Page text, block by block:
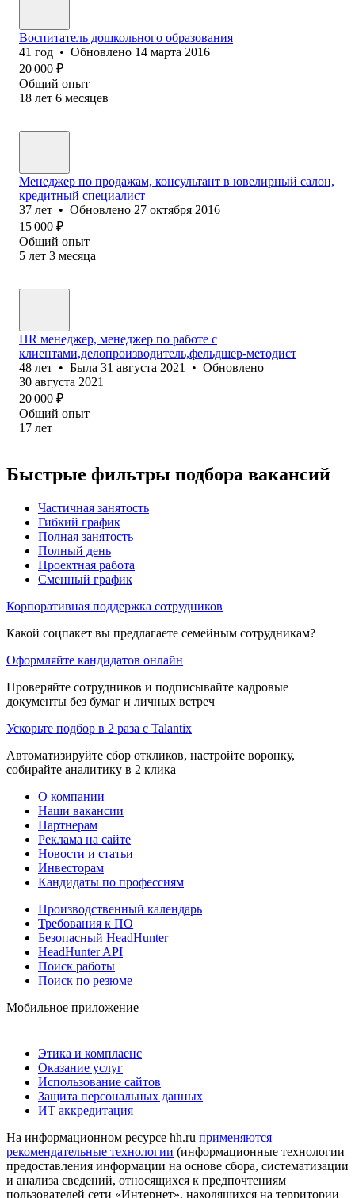
Воспитатель дошкольного образования
41 год • Обновлено 14 марта 2016
20 000 ₽
Общий опыт
18 лет 6 месяцев
Менеджер по продажам, консультант в ювелирный салон,
кредитный специалист
37 лет • Обновлено 27 октября 2016
15 000 ₽
Общий опыт
5 лет 3 месяца
HR менеджер, менеджер по работе с
клиентами,делопроизводитель,фельдшер-методист
48 лет • Была 31 августа 2021 • Обновлено
30 августа 2021
20 000 ₽
Общий опыт
17 лет
Быстрые фильтры подбора вакансий
Частичная занятость
Гибкий график
Полная занятость
Полный день
Проектная работа
Сменный график
Корпоративная поддержка сотрудников
Какой соцпакет вы предлагаете семейным сотрудникам?
Оформляйте кандидатов онлайн
Проверяйте сотрудников и подписывайте кадровые
документы без бумаг и личных встреч
Ускорьте подбор в 2 раза с Talantix
Автоматизируйте сбор откликов, настройте воронку,
собирайте аналитику в 2 клика
О компании
Наши вакансии
Партнерам
Реклама на сайте
Новости и статьи
Инвесторам
Кандидаты по профессиям
Производственный календарь
Требования к ПО
Безопасный HeadHunter
HeadHunter API
Поиск работы
Поиск по резюме
Мобильное приложение
Этика и комплаенс
Оказание услуг
Использование сайтов
Защита персональных данных
ИТ аккредитация
На информационном ресурсе hh.ru применяются
рекомендательные технологии (информационные технологии
предоставления информации на основе сбора, систематизации
и анализа сведений, относящихся к предпочтениям
пользователей сети «Интернет», находящихся на территории